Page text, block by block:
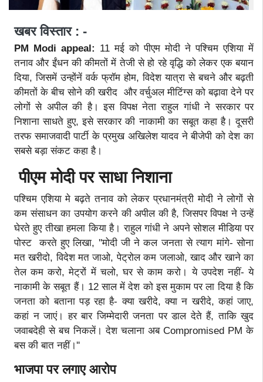
खबर विस्तार : -
PM Modi appeal: 11 मई को पीएम मोदी ने पश्चिम एशिया में
तनाव और ईंधन की कीमतों में तेजी से हो रहे वृद्धि को लेकर एक बयान
दिया, जिसमें उन्होंनें वर्क फ्रॉम होम, विदेश यात्रा से बचने और बढ़ती
कीमतों के बीच सोने की खरीद और वर्चुअल मीटिंग्स को बढ़ावा देने पर
लोगों से अपील की है। इस विपक्ष नेता राहुल गांधी ने सरकार पर
निशाना साधते हुए, इसे सरकार की नाकामी का सबूत कहा है। दूसरी
तरफ समाजवादी पार्टी के प्रमुख अखिलेश यादव ने बीजेपी को देश का
सबसे बड़ा संकट कहा है।
पीएम मोदी पर साधा निशाना
पश्चिम एशिया मे बढ़ते तनाव को लेकर प्रधानमंत्री मोदी ने लोगों से
कम संसाधन का उपयोग करने की अपील की है, जिसपर विपक्ष ने उन्हें
घेरते हुए तीखा हमला किया है। राहुल गांधी ने अपने सोशल मीडिया पर
पोस्ट करते हुए लिखा, ''मोदी जी ने कल जनता से त्याग मांगे- सोना
मत खरीदो, विदेश मत जाओ, पेट्रोल कम जलाओ, खाद और खाने का
तेल कम करो, मेट्रों में चलो, घर से काम करो। ये उपदेश नहीं- ये
नाकामी के सबूत हैं। 12 साल में देश को इस मुकाम पर ला दिया है कि
जनता को बताना पड़ रहा है- क्या खरीदे, क्या न खरीदे, कहां जाए,
कहां न जाएं। हर बार जिम्मेदारी जनता पर डाल देते हैं, ताकि खुद
जवाबदेही से बच निकलें। देश चलाना अब Compromised PM के
बस की बात नहीं।''
भाजपा पर लगाए आरोप